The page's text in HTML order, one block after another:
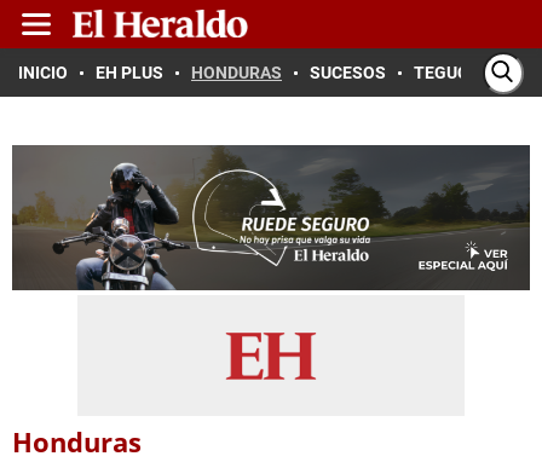
INICIO EH PLUS HONDURAS SUCESOS TEGUCIGALPA
Honduras